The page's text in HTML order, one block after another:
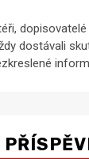
dostávali